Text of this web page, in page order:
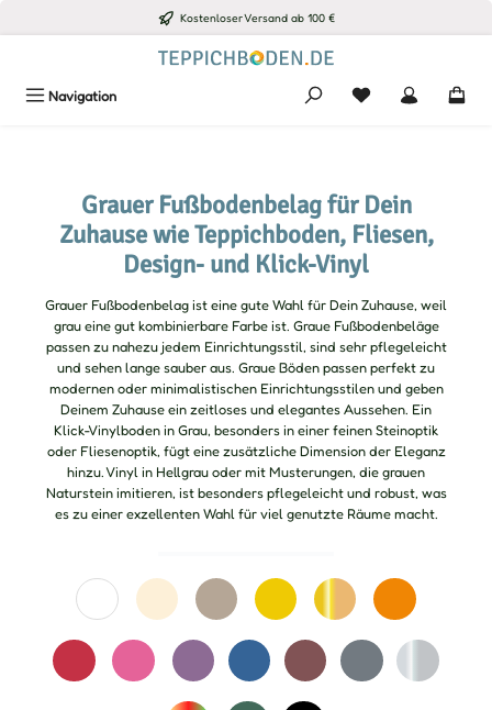
Zum Hauptinhalt springen Kostenloser Versand ab 100 €
Navigation Du hast 0
Grauer Fußbodenbelag für Dein
Zuhause wie Teppichboden, Fliesen,
Design- und Klick-Vinyl
Grauer Fußbodenbelag ist eine gute Wahl für Dein Zuhause, weil
grau eine gut kombinierbare Farbe ist. Graue Fußbodenbeläge
passen zu nahezu jedem Einrichtungsstil, sind sehr pflegeleicht
und sehen lange sauber aus. Graue Böden passen perfekt zu
modernen oder minimalistischen Einrichtungsstilen und geben
Deinem Zuhause ein zeitloses und elegantes Aussehen. Ein
Klick-Vinylboden in Grau, besonders in einer feinen Steinoptik
oder Fliesenoptik, fügt eine zusätzliche Dimension der Eleganz
hinzu. Vinyl in Hellgrau oder mit Musterungen, die grauen
Naturstein imitieren, ist besonders pflegeleicht und robust, was
es zu einer exzellenten Wahl für viel genutzte Räume macht.